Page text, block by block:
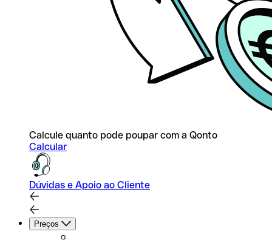
Calcule quanto pode poupar com a Qonto
Calcular
Dúvidas e Apoio ao Cliente
Preços